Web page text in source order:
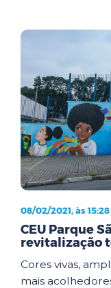
08/02/2021, às 15:28
CEU Parque
revitalização
Cores vivas,
mais